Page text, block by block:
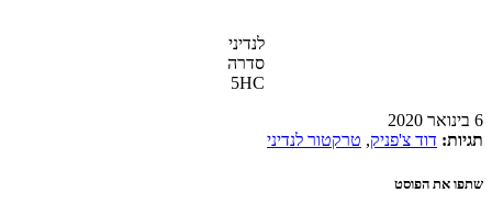
לנדיני
סדרה
5HC
6 בינואר 2020
תגיות: דוד צ'פניק, טרקטור לנדיני
שתפו את הפוסט